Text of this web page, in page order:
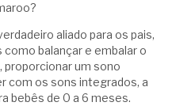
aliado para os pais,
balançar e embalar o
proporcionar um sono
com os sons integrados, a
bebês de 0 a 6 meses.